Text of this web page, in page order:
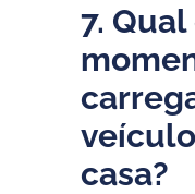
7.
casa?